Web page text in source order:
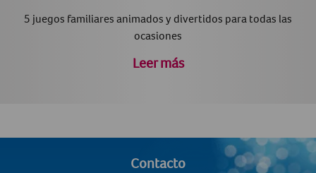
5 juegos familiares animados y divertidos para todas las
ocasiones
Leer más
Contacto